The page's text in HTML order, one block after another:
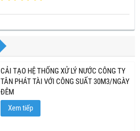
CẢI TẠO HỆ THỐNG XỬ LÝ NƯỚC CÔNG TY
TÂN PHÁT TÀI VỚI CÔNG SUẤT 30M3/NGÀY
ĐÊM
Xem tiếp